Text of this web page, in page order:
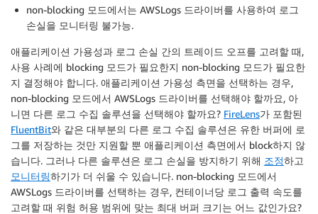
non-blocking 모드에서는 AWSLogs 드라이버를 사용하여 로그
손실을 모니터링 불가능.
애플리케이션 가용성과 로그 손실 간의 트레이드 오프를 고려할 때,
사용 사례에 blocking 모드가 필요한지 non-blocking 모드가 필요한
지 결정해야 합니다. 애플리케이션 가용성 측면을 선택하는 경우,
non-blocking 모드에서 AWSLogs 드라이버를 선택해야 할까요, 아
니면 다른 로그 수집 솔루션을 선택해야 할까요? FireLens가 포함된
FluentBit와 같은 대부분의 다른 로그 수집 솔루션은 유한 버퍼에 로
그를 저장하는 것만 지원할 뿐 애플리케이션 측면에서 block하지 않
습니다. 그러나 다른 솔루션은 로그 손실을 방지하기 위해 조정하고
모니터링하기가 더 쉬울 수 있습니다. non-blocking 모드에서
AWSLogs 드라이버를 선택하는 경우, 컨테이너당 로그 출력 속도를
고려할 때 위험 허용 범위에 맞는 최대 버퍼 크기는 어느 값인가요?